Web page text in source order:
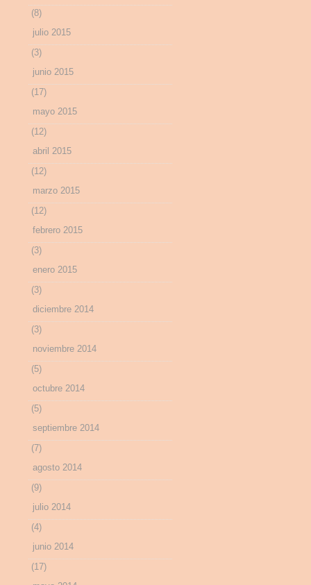
(8)
julio 2015
(3)
junio 2015
(17)
mayo 2015
(12)
abril 2015
(12)
marzo 2015
(12)
febrero 2015
(3)
enero 2015
(3)
diciembre 2014
(3)
noviembre 2014
(5)
octubre 2014
(5)
septiembre 2014
(7)
agosto 2014
(9)
julio 2014
(4)
junio 2014
(17)